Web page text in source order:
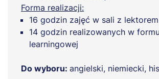
Forma realizacji:
16 godzin zajęć w sali z
14 godzin realizowanych w
learningowej
Do wyboru: angielski, niemiecki,